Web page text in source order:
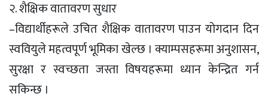
२. शैक्षिक वातावरण सुधार
–विद्यार्थीहरूले उचित शैक्षिक वातावरण पाउन योगदान दिन
स्ववियुले महत्वपूर्ण भूमिका खेल्छ । क्याम्पसहरूमा अनुशासन,
सुरक्षा र स्वच्छता जस्ता विषयहरूमा ध्यान केन्द्रित गर्न
सकिन्छ ।